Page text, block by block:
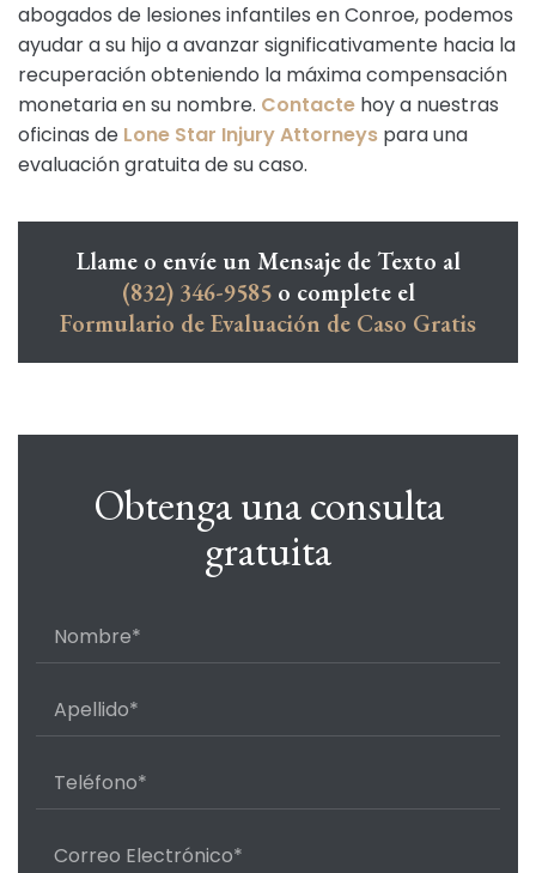
abogados de lesiones infantiles en Conroe, podemos
ayudar a su hijo a avanzar significativamente hacia la
recuperación obteniendo la máxima compensación
monetaria en su nombre. Contacte hoy a nuestras
oficinas de Lone Star Injury Attorneys para una
evaluación gratuita de su caso.
Llame o envíe un Mensaje de Texto al
(832) 346-9585o complete el
Formulario de Evaluación de Caso Gratis
Obtenga una consulta
gratuita